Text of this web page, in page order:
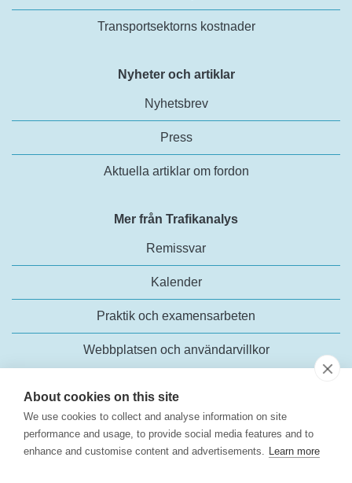
About cookies on this site
We use cookies to collect and analyse information on site
performance and usage, to provide social media features and to
enhance and customise content and advertisements. Learn more
Transportsektorns kostnader
Nyheter och artiklar
Nyhetsbrev
Press
Aktuella artiklar om fordon
Mer från Trafikanalys
Remissvar
Kalender
Praktik och examensarbeten
Webbplatsen och användarvillkor